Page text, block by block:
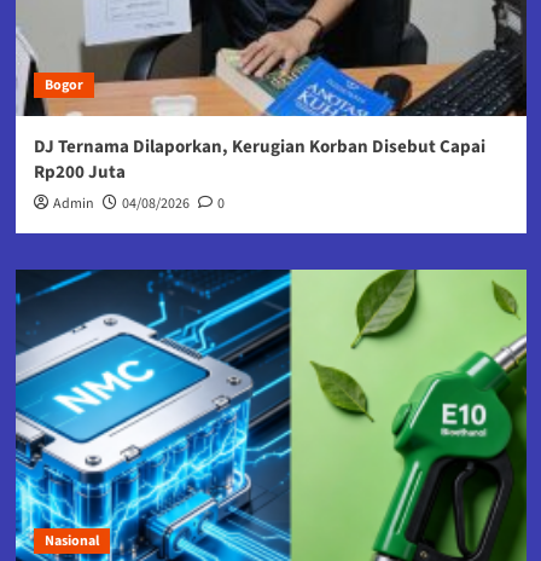
Bogor
DJ Ternama Dilaporkan, Kerugian Korban Disebut Capai
Rp200 Juta
Admin 04/08/2026 0
Nasional